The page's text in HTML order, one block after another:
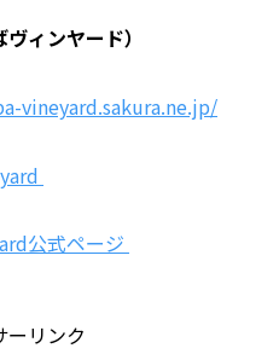
ィンヤード）
vineyard.sakura.ne.jp/
公式ページ
ーリンク